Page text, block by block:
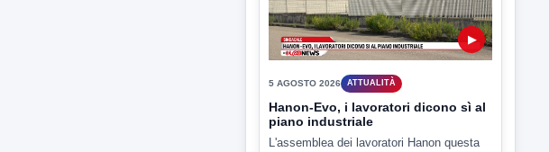
L'assemblea dei lavoratori Hanon questa
mattina a Contrada Olivola. Decisa...